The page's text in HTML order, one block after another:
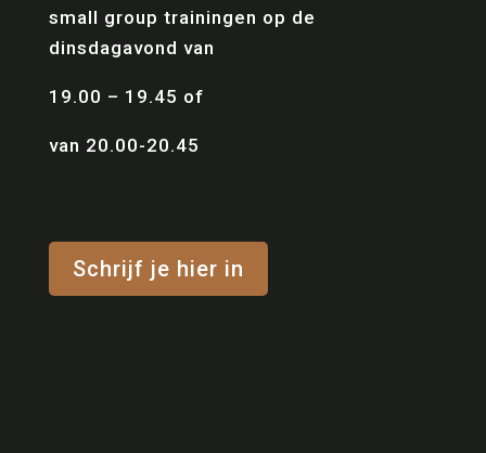
small group trainingen op de
dinsdagavond van
19.00 – 19.45 of
van 20.00-20.45
Schrijf je hier in